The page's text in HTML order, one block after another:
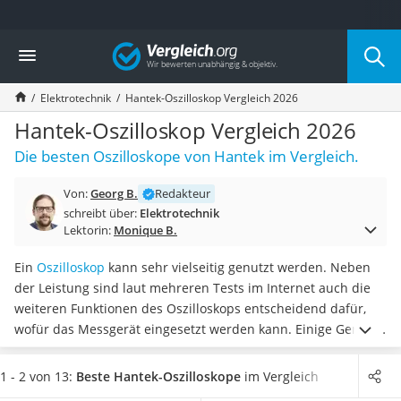
Die beliebtesten Vergleiche nach Kategorie
Baumarkt
Tresor feuerfest
Makita-Akku-Rasenmäher
Kappsäge
Smartes Türschloss
Akku-Rasentrimmer
Feuchtigkeitsmessgerät
Split-Klimaanlage 2 Innengeräte
Pelletofen
Tiefbrunnenpumpe
Fliesenschneider
Hochdruckreiniger
Doppelschleifer
Überwachungskamera
Benzinrasenmäher mit Elektrostart
Vergleich
Elektrotechnik Hantek-Oszilloskop Vergleich 2026
Hantek-Oszilloskop Vergleich 2026
Die besten Oszilloskope von Hantek im Vergleich.
Von:Georg B.
Redakteur
schreibt über: Elektrotechnik
Lektorin: Monique B.
Ein Oszilloskop kann sehr vielseitig genutzt werden. Neben
der Leistung sind laut mehreren Tests im Internet auch die
weiteren Funktionen des Oszilloskops entscheidend dafür,
wofür das Messgerät eingesetzt werden kann. Einige Geräte
können außerdem sowohlanaloge als auch digitale Signale
messen und verarbeiten.Wählen Sie jetzt aus unserer
1 - 2 von 13: Beste Hantek-Oszilloskope im Vergleich